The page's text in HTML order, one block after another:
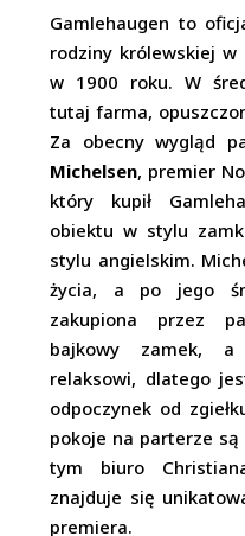
Gamlehaugen to
rodziny królewskiej w
w 1900 roku. W
tutaj farma,
Za obecny wygląd
Michelsen, premier
który kupił
obiektu w stylu
stylu angielskim.
życia, a po jego
zakupiona przez
bajkowy zamek,
relaksowi, dlatego
odpoczynek od
pokoje na parterze
tym biuro
znajduje się
premiera.